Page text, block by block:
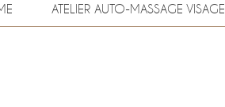
ATELIER AUTO-MASSAGE VISAGE